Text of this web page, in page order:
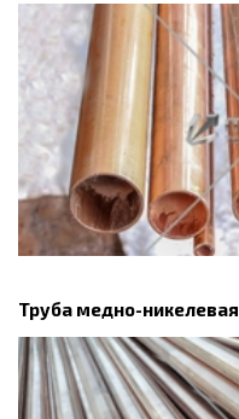
Труба медно-никелевая